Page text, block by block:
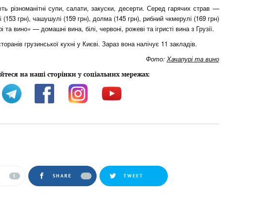
різноманітні супи, салати, закуски, десерти. Серед гарячих страв —
(153 грн), чашушулі (159 грн), долма (145 грн), рибний чкмерулі (169 грн)
та вино» — домашні вина, білі, червоні, рожеві та ігристі вина з Грузії.
грузинської кухні у Києві. Зараз вона налічує 11 закладів.
Фото: Хачапурі та вино
на наші сторінки у соціальних мережах:
1 SHARE TWEET